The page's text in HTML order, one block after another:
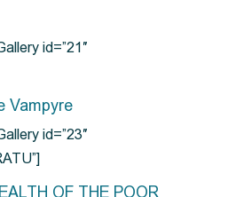
id=”21″
Vampyre
id=”23″
OF THE POOR